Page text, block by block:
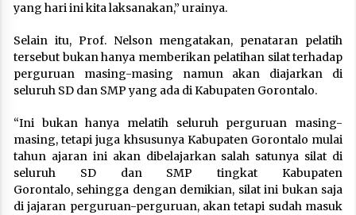
yang hari ini kita laksanakan,” urainya.
Selain itu, Prof. Nelson mengatakan, penataran pelatih
tersebut bukan hanya memberikan pelatihan silat terhadap
perguruan masing-masing namun akan diajarkan di
seluruh SD dan SMP yang ada di Kabupaten Gorontalo.
“Ini bukan hanya melatih seluruh perguruan masing-
masing, tetapi juga khsusunya Kabupaten Gorontalo mulai
tahun ajaran ini akan dibelajarkan salah satunya silat di
seluruh SD dan SMP tingkat Kabupaten
Gorontalo, sehingga dengan demikian, silat ini bukan saja
di jajaran perguruan-perguruan, akan tetapi sudah masuk